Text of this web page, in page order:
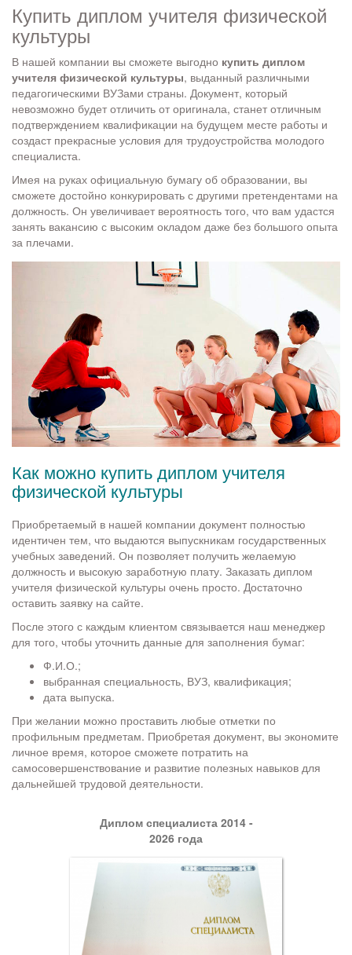
Купить диплом учителя физической
культуры
В нашей компании вы сможете выгодно купить диплом
учителя физической культуры, выданный различными
педагогическими ВУЗами страны. Документ, который
невозможно будет отличить от оригинала, станет отличным
подтверждением квалификации на будущем месте работы и
создаст прекрасные условия для трудоустройства молодого
специалиста.
Имея на руках официальную бумагу об образовании, вы
сможете достойно конкурировать с другими претендентами на
должность. Он увеличивает вероятность того, что вам удастся
занять вакансию с высоким окладом даже без большого опыта
за плечами.
Как можно купить диплом учителя
физической культуры
Приобретаемый в нашей компании документ полностью
идентичен тем, что выдаются выпускникам государственных
учебных заведений. Он позволяет получить желаемую
должность и высокую заработную плату. Заказать диплом
учителя физической культуры очень просто. Достаточно
оставить заявку на сайте.
После этого с каждым клиентом связывается наш менеджер
для того, чтобы уточнить данные для заполнения бумаг:
Ф.И.О.;
выбранная специальность, ВУЗ, квалификация;
дата выпуска.
При желании можно проставить любые отметки по
профильным предметам. Приобретая документ, вы экономите
личное время, которое сможете потратить на
самосовершенствование и развитие полезных навыков для
дальнейшей трудовой деятельности.
Диплом специалиста 2014 -
2026 года